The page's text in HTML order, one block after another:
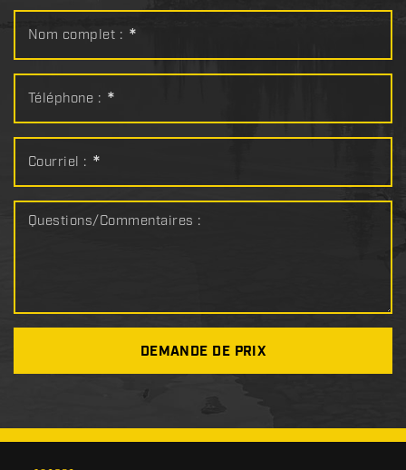
Nom complet : *
Téléphone : *
Courriel : *
Questions/Commentaires :
DEMANDE DE PRIX